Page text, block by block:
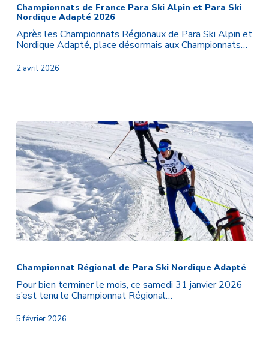
France
Para
Ski
Alpin
et
Para
Ski
Championnats de France Para Ski Alpin et Para Ski
Nordique Adapté 2026
Après les Championnats Régionaux de Para Ski Alpin et
Nordique Adapté, place désormais aux Championnats…
2 avril 2026
Championnat
de
Para
Ski
Nordique
Championnat Régional de Para Ski Nordique Adapté
Pour bien terminer le mois, ce samedi 31 janvier 2026
s’est tenu le Championnat Régional…
5 février 2026